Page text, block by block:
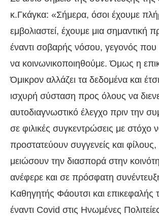
κ.Γκάγκα: «Σήμερα, όσοι έχουμε
εμβολιαστεί, έχουμε μια σημαντική
έναντι σοβαρής νόσου, γεγονός που
να κοινωνικοποιηθούμε. Όμως η
Όμικρον αλλάζει τα δεδομένα και
ισχυρή σύσταση προς όλους να
αυτοδιαγνωστικό έλεγχο πριν την
σε φιλικές συγκεντρώσεις με στόχο
προστατεύουν συγγενείς και
μειώσουν την διασπορά στην
ανέφερε και σε πρόσφατη
Καθηγητής Φάουτσι και επικεφαλής
έναντι Covid στις Ηνωμένες